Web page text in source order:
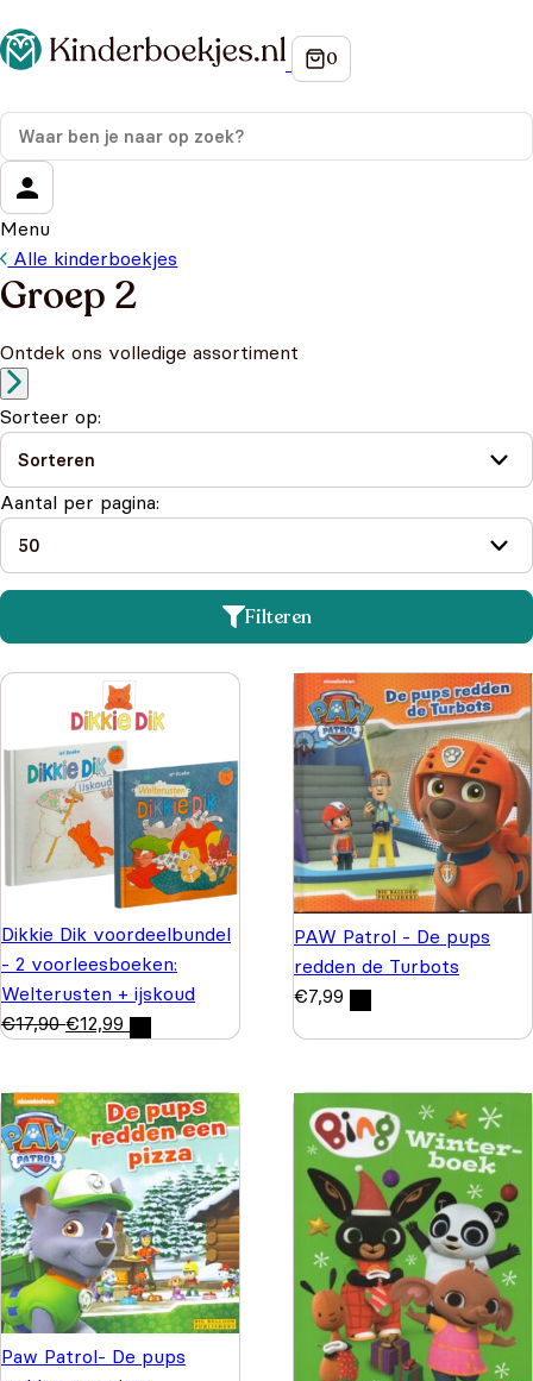
Menu
Alle kinderboekjes
Groep 2
Ontdek ons volledige assortiment
Sorteer op:
Aantal per pagina:
Filteren
Dikkie Dik voordeelbundel
- 2 voorleesboeken:
Welterusten + ijskoud
€17,90 €12,99
PAW Patrol - De pups
redden de Turbots
€7,99
Paw Patrol- De pups
Op de hoogte blijven van onze acties?
Meld je aan voor onze nieuwsbrief en ontvang
korting
Wat is je voornaam?
Wat is je e-mailadres?
Aanmelden
We gebruiken je gegevens om contact op te nemen,
in overeenstemming met onsprivacybeleid.